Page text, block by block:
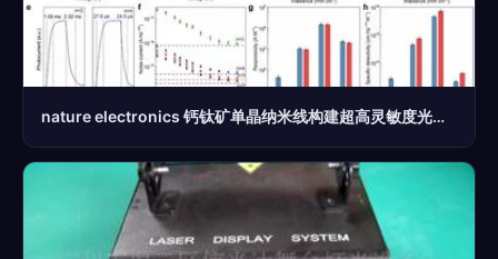
nature electronics 钙钛矿单晶纳米线构建超高灵敏度光电探测器 光电器件前沿突破